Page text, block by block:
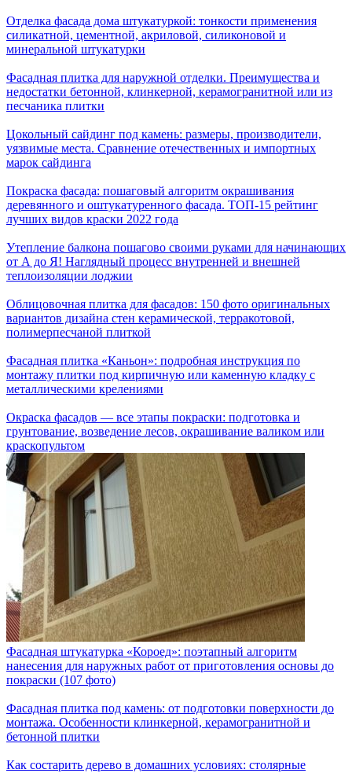
Отделка фасада дома штукатуркой: тонкости применения
силикатной, цементной, акриловой, силиконовой и
минеральной штукатурки
Фасадная плитка для наружной отделки. Преимущества и
недостатки бетонной, клинкерной, керамогранитной или из
песчаника плитки
Цокольный сайдинг под камень: размеры, производители,
уязвимые места. Сравнение отечественных и импортных
марок сайдинга
Покраска фасада: пошаговый алгоритм окрашивания
деревянного и оштукатуренного фасада. ТОП-15 рейтинг
лучших видов краски 2022 года
Утепление балкона пошагово своими руками для начинающих
от А до Я! Наглядный процесс внутренней и внешней
теплоизоляции лоджии
Облицовочная плитка для фасадов: 150 фото оригинальных
вариантов дизайна стен керамической, терракотовой,
полимерпесчаной плиткой
Фасадная плитка «Каньон»: подробная инструкция по
монтажу плитки под кирпичную или каменную кладку с
металлическими крелениями
Окраска фасадов — все этапы покраски: подготовка и
грунтование, возведение лесов, окрашивание валиком или
краскопультом
Фасадная штукатурка «Короед»: поэтапный алгоритм
нанесения для наружных работ от приготовления основы до
покраски (107 фото)
Фасадная плитка под камень: от подготовки поверхности до
монтажа. Особенности клинкерной, керамогранитной и
бетонной плитки
Как состарить дерево в домашних условиях: столярные